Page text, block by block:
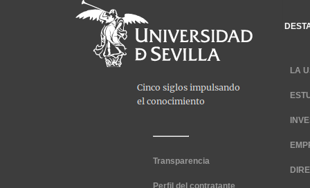
Transparencia
Perfil del contratante
LA